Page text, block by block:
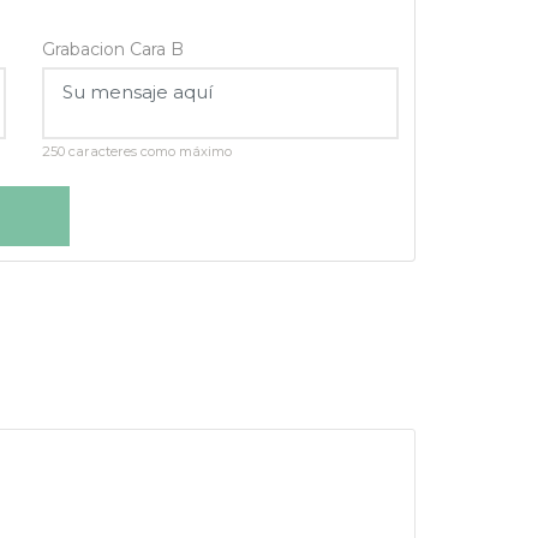
Grabacion Cara B
250 caracteres como máximo